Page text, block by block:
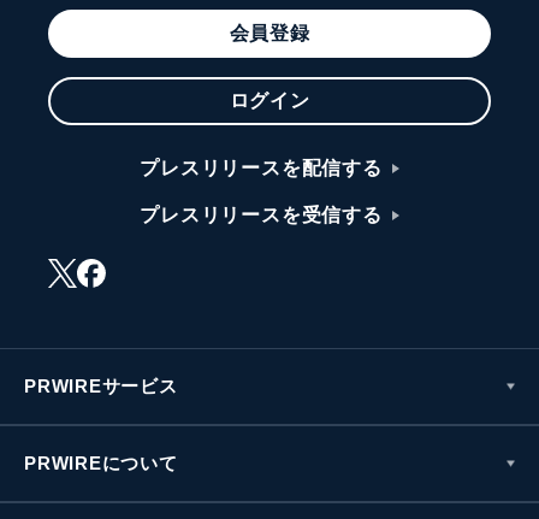
会員登録
ログイン
プレスリリースを配信する
プレスリリースを受信する
PRWIREサービス
PRWIREについて